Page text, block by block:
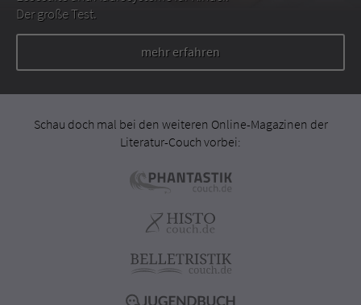
Der große Test.
mehr erfahren
Schau doch mal bei den weiteren Online-Magazinen der
Literatur-Couch vorbei: